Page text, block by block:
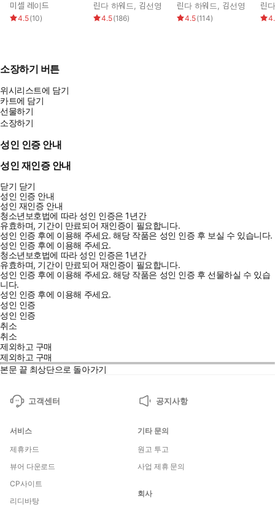
미셀 레이드
4.5(10)
린다 하워드, 김선영
4.5(186)
린다 하워드, 김선영
4.5(114)
린
소장하기 버튼
위시리스트에 담기
카트에 담기
선물하기
소장하기
성인 인증 안내
성인 재인증 안내
닫기 닫기
성인 인증 안내
성인 재인증 안내
청소년보호법에 따라 성인 인증은 1년간
유효하며, 기간이 만료되어 재인증이 필요합니다.
성인 인증 후에 이용해 주세요.해당 작품은 성인 인증 후 보실 수 있습니다.
성인 인증 후에 이용해 주세요.
청소년보호법에 따라 성인 인증은 1년간
유효하며, 기간이 만료되어 재인증이 필요합니다.
성인 인증 후에 이용해 주세요.해당 작품은 성인 인증 후 선물하실 수 있습
니다.
성인 인증 후에 이용해 주세요.
성인 인증
성인 인증
취소
취소
제외하고 구매
제외하고 구매
본문 끝 최상단으로 돌아가기
고객센터 공지사항
서비스
제휴카드
뷰어 다운로드
CP사이트
리디바탕
기타 문의
원고 투고
사업 제휴 문의
회사